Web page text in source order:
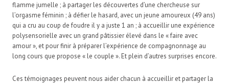
flamme jumelle ; à partager les découvertes d’une chercheuse sur
l’orgasme féminin ; à défier le hasard, avec un jeune amoureux (49 ans)
qui a cru au coup de foudre il y a juste 1 an ; à accueillir une expérience
polysensorielle avec un grand pâtissier élevé dans le « faire avec
amour », et pour finir à préparer l’expérience de compagnonnage au
long cours que propose « le couple ». Et plein d’autres surprises encore.
Ces témoignages peuvent nous aider chacun à accueillir et partager la